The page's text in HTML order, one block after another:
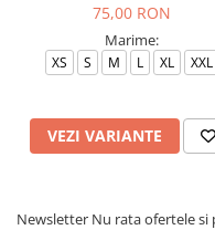
75,00 RON
Marime:
XS S M L XL XXL
VEZI VARIANTE
Newsletter Nu rata ofertele